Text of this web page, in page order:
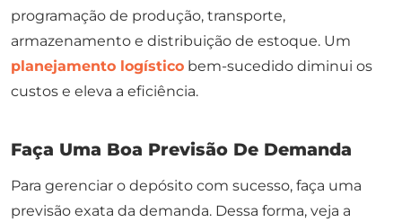
programação de produção, transporte,
armazenamento e distribuição de estoque. Um
planejamento logístico bem-sucedido diminui os
custos e eleva a eficiência.
Faça Uma Boa Previsão De Demanda
Para gerenciar o depósito com sucesso, faça uma
previsão exata da demanda. Dessa forma, veja a